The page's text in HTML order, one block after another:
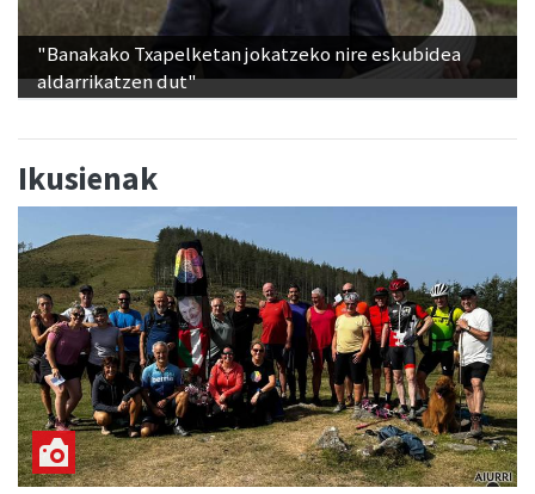
"Banakako Txapelketan jokatzeko nire eskubidea
aldarrikatzen dut"
Ikusienak